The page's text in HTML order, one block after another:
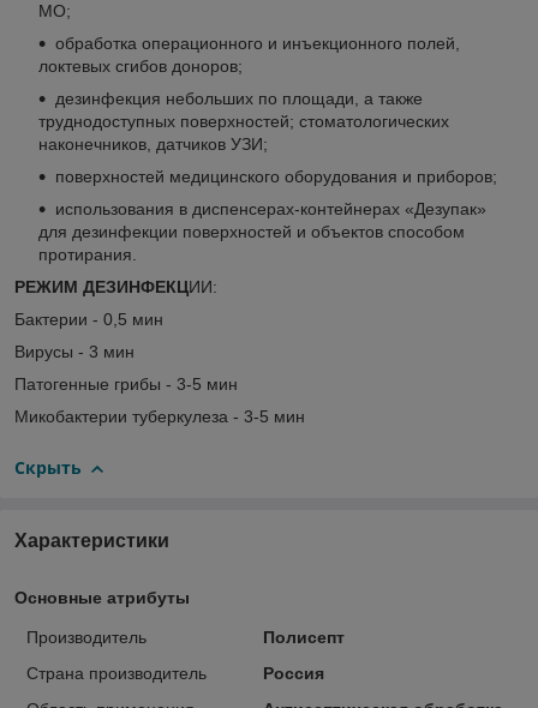
МО;
обработка операционного и инъекционного полей,
локтевых сгибов доноров;
дезинфекция небольших по площади, а также
труднодоступных поверхностей; стоматологических
наконечников, датчиков УЗИ;
поверхностей медицинского оборудования и приборов;
использования в диспенсерах-контейнерах «Дезупак»
для дезинфекции поверхностей и объектов способом
протирания.
РЕЖИМ ДЕЗИНФЕКЦИИ:
Бактерии - 0,5 мин
Вирусы - 3 мин
Патогенные грибы - 3-5 мин
Микобактерии туберкулеза - 3-5 мин
Скрыть
Характеристики
Основные атрибуты
Производитель
Полисепт
Страна производитель
Россия